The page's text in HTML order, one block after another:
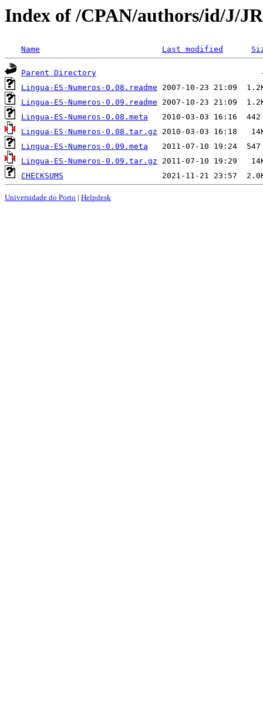
Index of /CPAN/authors/id/J/
Name Last modified
Parent Directory
Lingua-ES-Numeros-0.08.readme
Lingua-ES-Numeros-0.09.readme
Lingua-ES-Numeros-0.08.meta
Lingua-ES-Numeros-0.08.tar.gz
Lingua-ES-Numeros-0.09.meta
Lingua-ES-Numeros-0.09.tar.gz
CHECKSUMS
Universidade do Porto | Helpdesk